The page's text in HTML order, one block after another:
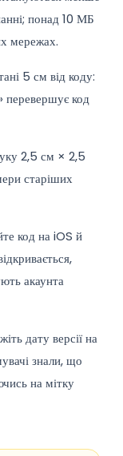
понад 10 МБ
мережах.
5 см від коду:
перевершує код
2,5 см × 2,5
старіших
код на iOS й
акаунта
дату версії на
знали, що
на мітку